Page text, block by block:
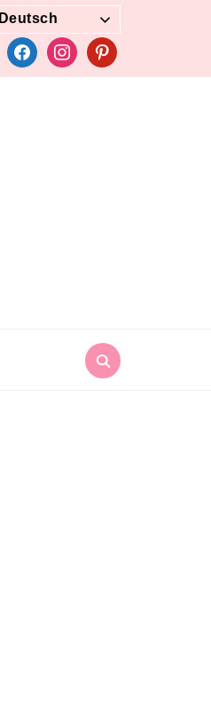
Deutsch
facebookinstagrampinterest
Search
for: